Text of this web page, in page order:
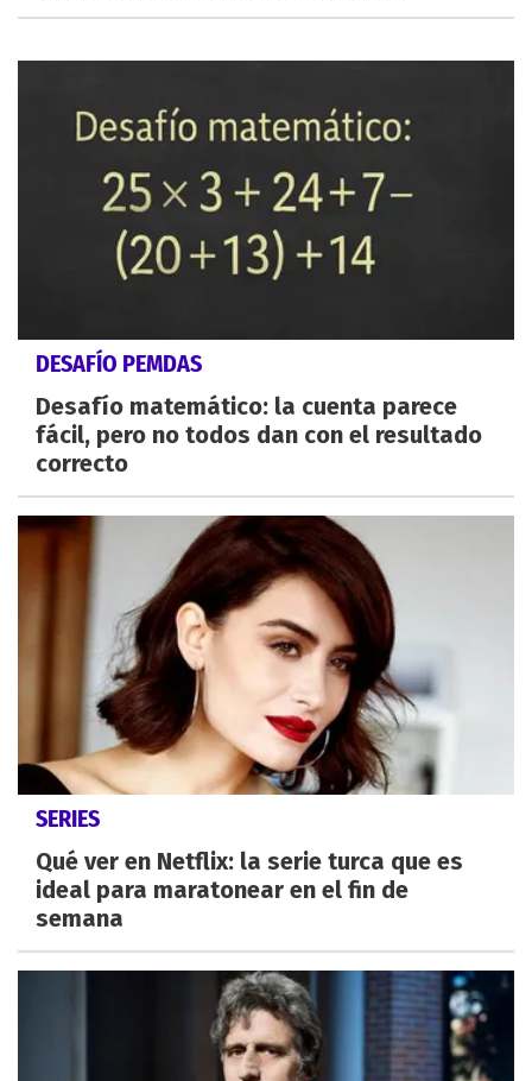
DESAFÍO PEMDAS
Desafío matemático: la cuenta parece
fácil, pero no todos dan con el resultado
correcto
SERIES
Qué ver en Netflix: la serie turca que es
ideal para maratonear en el fin de
semana